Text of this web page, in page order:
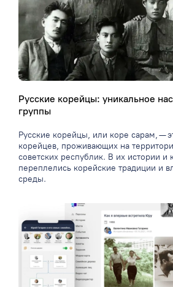
Русские корейцы: уникальное
группы
Русские корейцы, или коре сарам, —
корейцев, проживающих на
советских республик. В их истории и
переплелись корейские традиции и
среды.